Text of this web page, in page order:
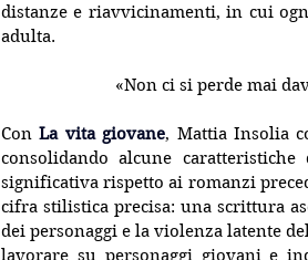
distanze e riavvicinamenti, in cui
adulta.
«Non ci si perde mai
Con La vita giovane, Mattia Insolia
consolidando alcune
significativa rispetto ai romanzi
cifra stilistica precisa: una scrittura
dei personaggi e la violenza latente
lavorare su personaggi giovani e